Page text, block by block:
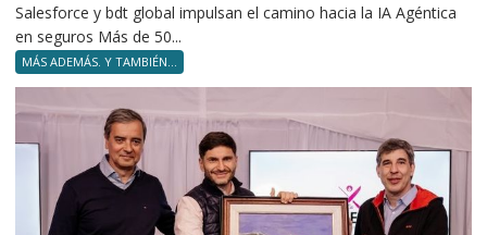
Salesforce y bdt global impulsan el camino hacia la IA Agéntica
en seguros Más de 50...
MÁS ADEMÁS. Y TAMBIÉN...